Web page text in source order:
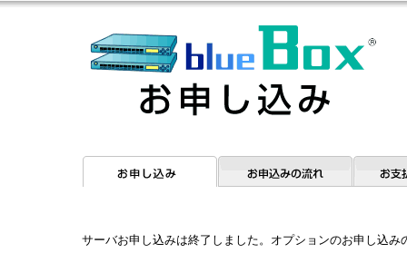
サーバお申し込みは終了しました。オプションのお申し込み